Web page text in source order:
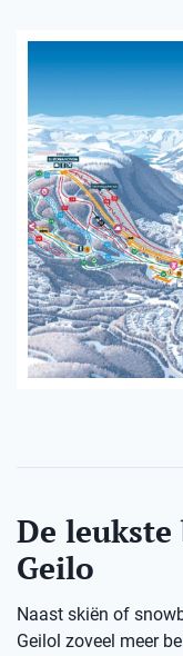
De
Geilo
Naast skiën of
Geilol zoveel meer